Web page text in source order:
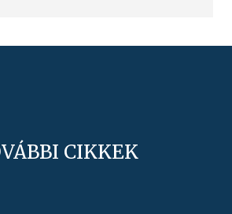
CIKKEK